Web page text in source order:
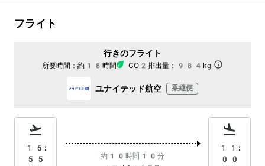
フライト
行きのフライト
所要時間： 約18時間 CO2排出量： 984kg
ユナイテッド航空 乗継便
16:
55
約10時間10分
11:
00